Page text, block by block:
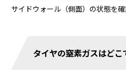
サイドウォール（側面）の状態を確
タイヤの窒素ガスはどこ